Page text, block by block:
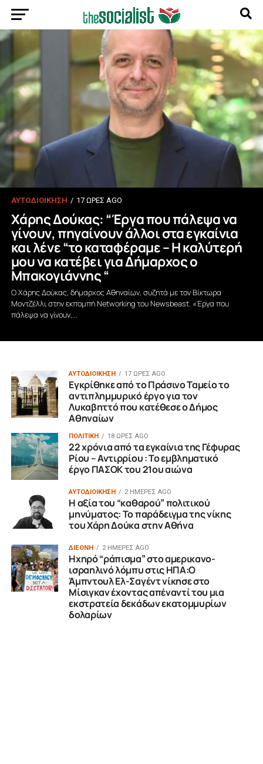
ΑΥΤΟΔΙΟΙΚΗΣΗ 17 ΏΡΕΣ AGO
Χάρης Δούκας: “Έργα που πάλεψα να
γίνουν, πηγαίνουν άλλοι στα εγκαίνια
και λένε “το καταφέραμε – Η καλύτερή
μου να κατέβει για Δήμαρχος ο
Μπακογιάννης “
Ο Χάρης Δούκας, δήμαρχος Αθηναίων, συζητά με τον Βίκτωρα
Μοντζέλλι στην εκπομπή Networking του Newsbeast. «Έργα που
πάλεψα να γίνουν,...
ΑΥΤΟΔΙΟΙΚΗΣΗ 17 ΏΡΕΣ AGO
Εγκρίθηκε από το Πράσινο Ταμείο το
αντιπλημμυρικό έργο για τον
Λυκαβηττό που κατέθεσε ο Δήμος
Αθηναίων
ΠΟΛΙΤΙΚΗ 18 ΏΡΕΣ AGO
22 χρόνια από τα εγκαίνια της Γέφυρας
Ρίου – Αντιρρίου : Το εμβληματικό
έργο ΠΑΣΟΚ του 21ου αιώνα
ΑΥΤΟΔΙΟΙΚΗΣΗ 2 ΗΜΈΡΕΣ AGO
Η αξία του “καθαρού” πολιτικού
μηνύματος: Το παράδειγμα της νίκης
του Χάρη Δούκα στην Αθήνα
ΔΙΕΘΝΗ 2 ΗΜΈΡΕΣ AGO
Ηχηρό “ράπισμα” στο αμερικανο-
ισραηλινό λόμπυ στις ΗΠΑ:Ο
Άμπντουλ Ελ-Σαγέντ νίκησε στο
Μίσιγκαν έχοντας απέναντί του μια
εκστρατεία δεκάδων εκατομμυρίων
δολαρίων